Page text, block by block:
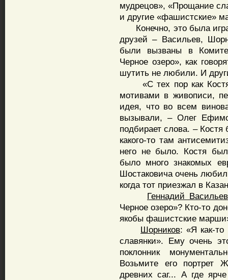
мудрецов», «Прощание
и другие «фашистские»
Конечно, это была
друзей – Васильев,
были вызваны в
Черное озеро», как
шутить не любили. И
«С тех пор как Костя
мотивами в живописи,
идея, что во всем
вызывали, – Олег
подбирает слова. –
какого-то там
него не было. Костя
было много знакомых
Шостаковича очень
когда тот приезжал в
Геннадий
Черное озеро»? Кто-то
якобы фашистские
Шорников: «Я как-то
славянки». Ему очень
поклонник
Возьмите его портрет
древних саг... А где